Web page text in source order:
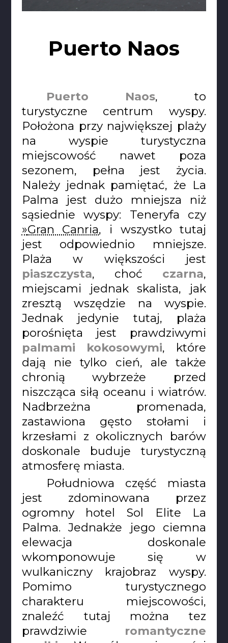
Puerto Naos
Puerto Naos, to
turystyczne centrum wyspy.
Położona przy największej plaży
na wyspie turystyczna
miejscowość nawet poza
sezonem, pełna jest życia.
Należy jednak pamiętać, że La
Palma jest dużo mniejsza niż
sąsiednie wyspy: Teneryfa czy
Gran Canria, i wszystko tutaj
jest odpowiednio mniejsze.
Plaża w większości jest
piaszczysta, choć czarna,
miejscami jednak skalista, jak
zresztą wszędzie na wyspie.
Jednak jedynie tutaj, plaża
porośnięta jest prawdziwymi
palmami kokosowymi, które
dają nie tylko cień, ale także
chronią wybrzeże przed
niszcząca siłą oceanu i wiatrów.
Nadbrzeżna promenada,
zastawiona gęsto stołami i
krzesłami z okolicznych barów
doskonale buduje turystyczną
atmosferę miasta.
Południowa część miasta
jest zdominowana przez
ogromny hotel Sol Elite La
Palma. Jednakże jego ciemna
elewacja doskonale
wkomponowuje się w
wulkaniczny krajobraz wyspy.
Pomimo turystycznego
charakteru miejscowości,
znaleźć tutaj można tez
prawdziwie romantyczne